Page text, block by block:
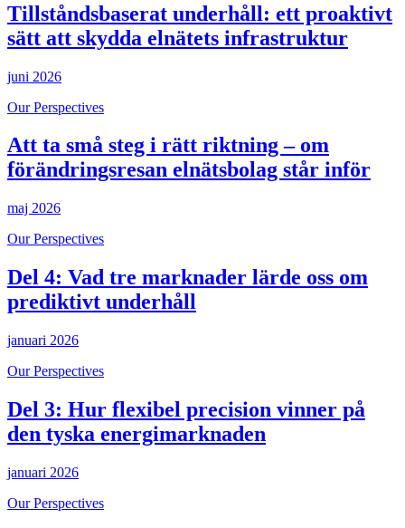
Tillståndsbaserat underhåll: ett proaktivt
sätt att skydda elnätets infrastruktur
juni 2026
Our Perspectives
Att ta små steg i rätt riktning – om
förändringsresan elnätsbolag står inför
maj 2026
Our Perspectives
Del 4: Vad tre marknader lärde oss om
prediktivt underhåll
januari 2026
Our Perspectives
Del 3: Hur flexibel precision vinner på
den tyska energimarknaden
januari 2026
Our Perspectives